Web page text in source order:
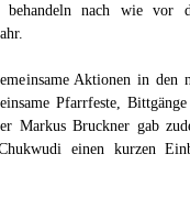
behandeln nach wie vor
Aktionen in den
Pfarrfeste,
Markus Bruckner gab
einen kurzen